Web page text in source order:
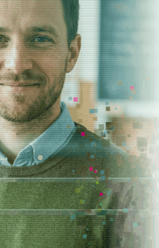
549 Kč
450 Kč
Objednat
339 Kč
331 Kč
Objednat